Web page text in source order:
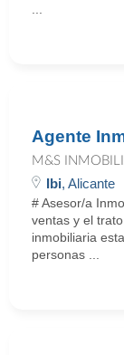
Agente
M&S
Ibi, Alicante
# Asesor/a
ventas y el
inmobiliaria
personas ...